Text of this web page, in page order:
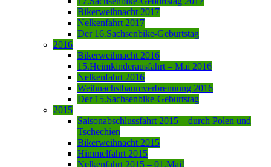
Bikerweihnacht 2017
Nelkenfahrt 2017
Der 16.Sachsenbike-Geburtstag
2016
Bikerweihnacht 2016
15.Heimkinderausfahrt – Mai 2016
Nelkenfahrt 2016
Weihnachstbaumverbrennung 2016
Der 15.Sachsenbike-Geburtstag
2015
Saisonabschlussfahrt 2015 – durch Polen und
Tschechien
Bikerweihnacht 2015
Himmelfahrt 2015
Nelkenfahrt 2015 – 01.Mai!